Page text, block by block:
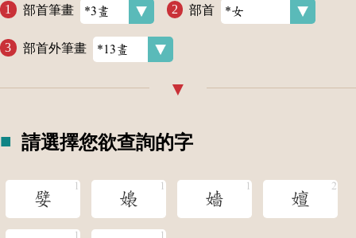
部首筆畫 部首
部首外筆畫
請選擇您欲查詢的字
嬖 嬝 嬙 嬗